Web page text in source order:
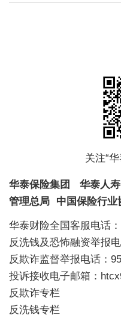
关注“
华泰保险集团 华泰人寿
管理总局
中国保险行业
华泰财险全国客服电话
反洗钱及恐怖融资举报
反欺诈监督举报电话：
投诉接收电子邮箱：
反欺诈专栏
反洗钱专栏